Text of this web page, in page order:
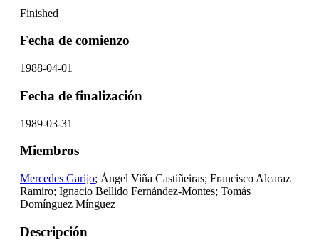
Finished
Fecha de comienzo
1988-04-01
Fecha de finalización
1989-03-31
Miembros
Mercedes Garijo; Ángel Viña Castiñeiras; Francisco Alcaraz
Ramiro; Ignacio Bellido Fernández-Montes; Tomás
Domínguez Mínguez
Descripción